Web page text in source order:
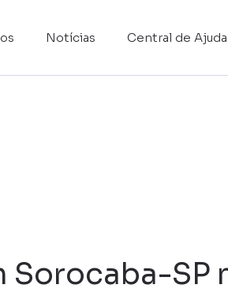
Notícias Central de Ajuda
SP